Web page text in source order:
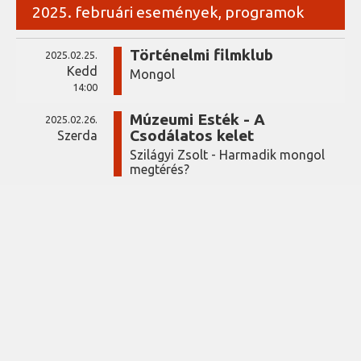
2025. februári események, programok
2025.02.25.
Kedd
14:00
Történelmi filmklub
Mongol
2025.02.26.
Szerda
Múzeumi Esték - A
Csodálatos kelet
Szilágyi Zsolt - Harmadik mongol
megtérés?